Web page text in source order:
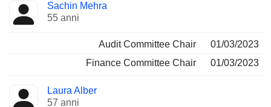
Sachin Mehra
55 anni
Audit Committee Chair
01/03/2023
Finance Committee Chair
01/03/2023
Laura Alber
57 anni